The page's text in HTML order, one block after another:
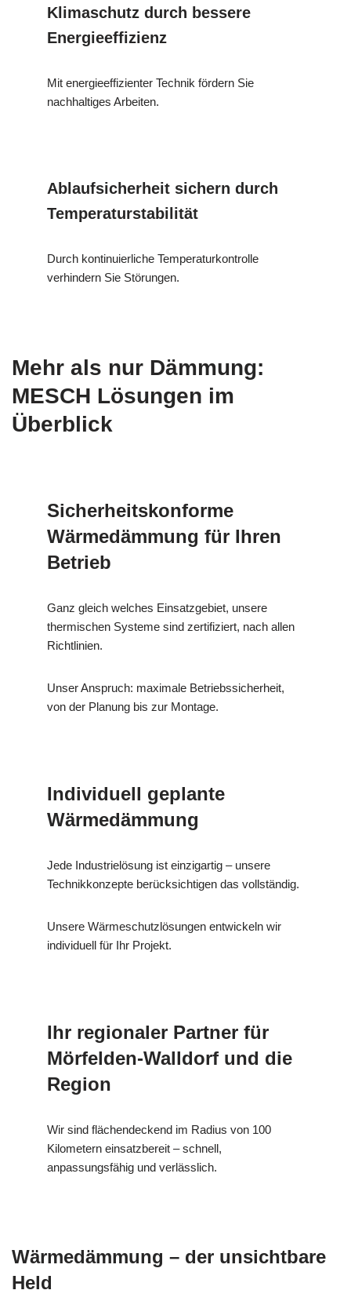
Klimaschutz durch bessere
Energieeffizienz
Mit energieeffizienter Technik fördern Sie
nachhaltiges Arbeiten.
Ablaufsicherheit sichern durch
Temperaturstabilität
Durch kontinuierliche Temperaturkontrolle
verhindern Sie Störungen.
Mehr als nur Dämmung:
MESCH Lösungen im
Überblick
Sicherheitskonforme
Wärmedämmung für Ihren
Betrieb
Ganz gleich welches Einsatzgebiet, unsere
thermischen Systeme sind zertifiziert, nach allen
Richtlinien.
Unser Anspruch: maximale Betriebssicherheit,
von der Planung bis zur Montage.
Individuell geplante
Wärmedämmung
Jede Industrielösung ist einzigartig – unsere
Technikkonzepte berücksichtigen das vollständig.
Unsere Wärmeschutzlösungen entwickeln wir
individuell für Ihr Projekt.
Ihr regionaler Partner für
Mörfelden-Walldorf und die
Region
Wir sind flächendeckend im Radius von 100
Kilometern einsatzbereit – schnell,
anpassungsfähig und verlässlich.
Wärmedämmung – der unsichtbare
Held